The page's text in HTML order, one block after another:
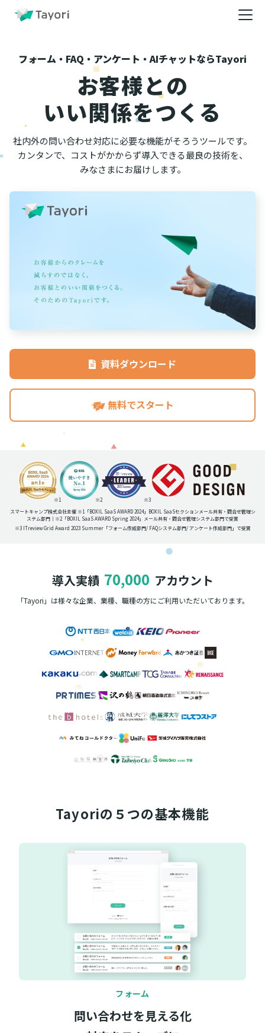
フォーム・FAQ・アンケート・AIチャットならTayori
お客様との
いい関係をつくる
社内外の問い合わせ対応に必要な機能がそろうツールです。
カンタンで、コストがかからず導入できる最良の技術を、
みなさまにお届けします。
資料ダウンロード
無料でスタート
※1 ※2
※3
スマートキャンプ株式会社主催 ※1「BOXIL SaaS AWARD 2024」BOXIL SaaSセクションメール共有・問合せ管理シ
ステム部門｜※2「BOXIL SaaS AWARD Spring 2024」メール共有・問合せ管理システム部門で受賞
※3 ITreview Grid Award 2023 Summer「フォーム作成部門/ FAQシステム部門/ アンケート作成部門」 で受賞
導入実績 70,000 アカウント
「Tayori」は様々な企業、業種、職種の方に ご利用いただいております。
Tayoriの５つの基本機能
フォーム
問い合わせを見える化